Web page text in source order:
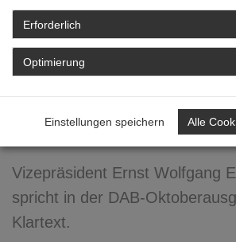
STARTSEITE
Mein Architekt ? ...
verschwunden!
Vizepräsident Ernst Wolfgang
spricht in der DAB-
Klartext.
Erforderlich
Optimierung
Einstellungen speichern Alle